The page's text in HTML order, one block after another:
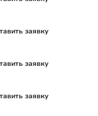
заявку
заявку
заявку